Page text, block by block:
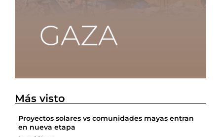
Más visto
Proyectos solares vs comunidades mayas entran
en nueva etapa